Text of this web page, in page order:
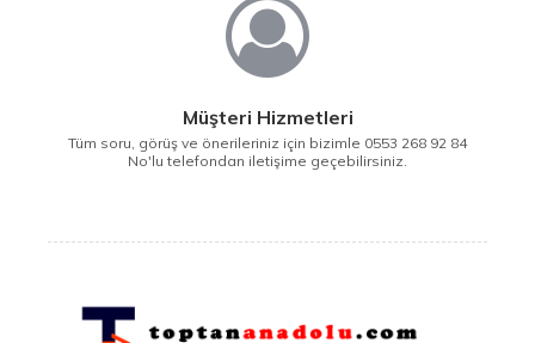
Müşteri Hizmetleri
Tüm soru, görüş ve önerileriniz için bizimle 0553 268 92 84
No'lu telefondan iletişime geçebilirsiniz.